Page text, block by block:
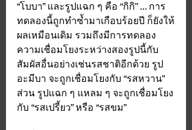
“โบบา” และรูปแฉก ๆ คือ “กิกิ” ... การ
ทดลองนี้ถูกทำซ้ำมาเกือบร้อยปี ก็ยังให้
ผลเหมือนเดิม รวมถึงมีการทดลอง
ความเชื่อมโยงระหว่างสองรูปนี้กับ
สัมผัสอื่นอย่างเช่นรสชาติอีกด้วย รูป
อะมีบา จะถูกเชื่อมโยงกับ “รสหวาน”
ส่วน รูปแฉก ๆ แหลม ๆ จะถูกเชื่อมโยง
กับ “รสเปรี้ยว” หรือ “รสขม”